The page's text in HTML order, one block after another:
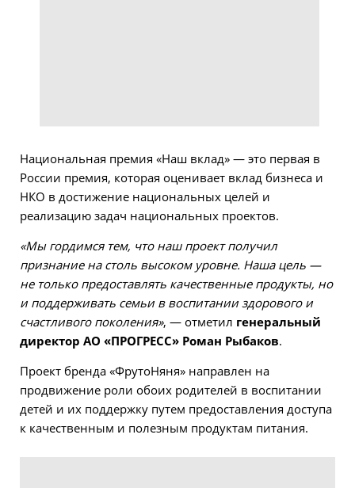
Национальная премия «Наш вклад» — это первая в
России премия, которая оценивает вклад бизнеса и
НКО в достижение национальных целей и
реализацию задач национальных проектов.
«Мы гордимся тем, что наш проект получил
признание на столь высоком уровне. Наша цель —
не только предоставлять качественные продукты, но
и поддерживать семьи в воспитании здорового и
счастливого поколения», — отметил генеральный
директор АО «ПРОГРЕСС» Роман Рыбаков.
Проект бренда «ФрутоНяня» направлен на
продвижение роли обоих родителей в воспитании
детей и их поддержку путем предоставления доступа
к качественным и полезным продуктам питания.